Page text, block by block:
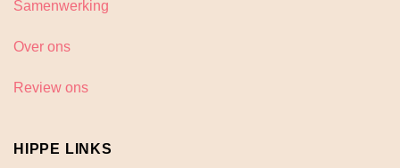
Samenwerking
Over ons
Review ons
HIPPE LINKS